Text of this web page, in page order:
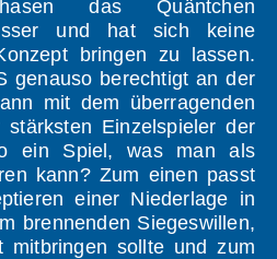
das Quäntchen
und hat sich keine
bringen zu lassen.
genauso berechtigt an der
mit dem überragenden
Einzelspieler der
ein Spiel, was man als
kann? Zum einen passt
einer Niederlage in
brennenden Siegeswillen,
mitbringen sollte und zum